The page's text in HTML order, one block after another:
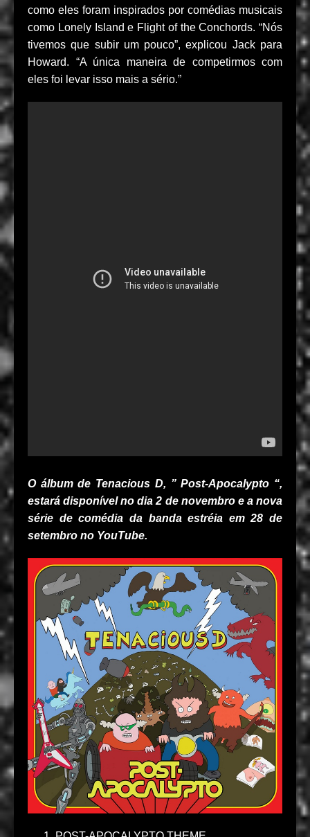
como eles foram inspirados por comédias musicais
como Lonely Island e Flight of the Conchords. “Nós
tivemos que subir um pouco”, explicou Jack para
Howard. “A única maneira de competirmos com
eles foi levar isso mais a sério.”
O álbum de Tenacious D, ”Post-Apocalypto “,
estará disponível no dia 2 de novembro e a nova
série de comédia da banda estréia em 28 de
setembro no YouTube.